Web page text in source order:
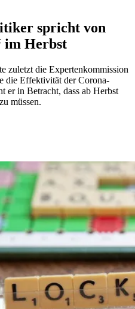
spricht von
im Herbst
zuletzt die Expertenkommission
die Effektivität der Corona-
er in Betracht, dass ab Herbst
müssen.